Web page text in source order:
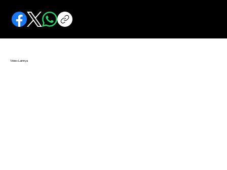
Video Lainnya